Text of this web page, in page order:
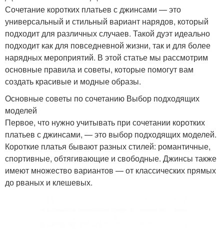
Сочетание коротких платьев с джинсами — это
универсальный и стильный вариант нарядов, который
подходит для различных случаев. Такой дуэт идеально
подходит как для повседневной жизни, так и для более
нарядных мероприятий. В этой статье мы рассмотрим
основные правила и советы, которые помогут вам
создать красивые и модные образы.
Основные советы по сочетанию Выбор подходящих
моделей
Первое, что нужно учитывать при сочетании коротких
платьев с джинсами, — это выбор подходящих моделей.
Короткие платья бывают разных стилей: романтичные,
спортивные, обтягивающие и свободные. Джинсы также
имеют множество вариантов — от классических прямых
до рваных и клешевых.